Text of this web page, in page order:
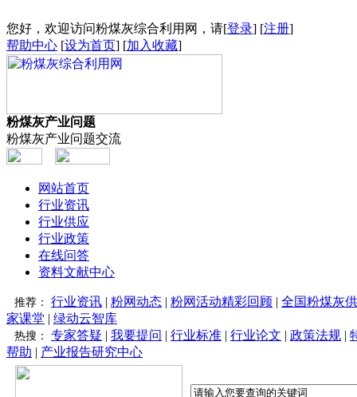
您好，欢迎访问粉煤灰综合利用网，请[登录] [注册]
帮助中心 [设为首页] [加入收藏]
粉煤灰产业问题
粉煤灰产业问题交流
网站首页
行业资讯
行业供应
行业政策
在线问答
资料文献中心
推荐： 行业资讯 | 粉网动态 | 粉网活动精彩回顾 | 全国粉煤灰
家课堂 | 绿动云智库
热搜： 专家答疑 | 我要提问 | 行业标准 | 行业论文 | 政策法规 |
帮助 | 产业报告研究中心